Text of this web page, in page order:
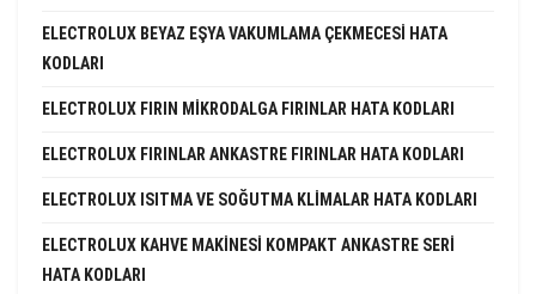
ELECTROLUX BEYAZ EŞYA VAKUMLAMA ÇEKMECESI HATA
KODLARI
ELECTROLUX FIRIN MIKRODALGA FIRINLAR HATA KODLARI
ELECTROLUX FIRINLAR ANKASTRE FIRINLAR HATA KODLARI
ELECTROLUX ISITMA VE SOĞUTMA KLIMALAR HATA KODLARI
ELECTROLUX KAHVE MAKINESI KOMPAKT ANKASTRE SERI
HATA KODLARI